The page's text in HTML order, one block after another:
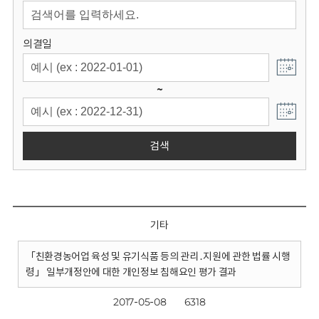
의결일
~
검색
기타
「친환경농어업 육성 및 유기식품 등의 관리․지원에 관한 법률 시행
령」 일부개정안에 대한 개인정보 침해요인 평가 결과
2017-05-08 6318